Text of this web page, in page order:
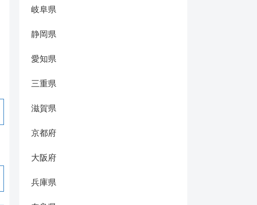
岐阜県
静岡県
愛知県
三重県
滋賀県
京都府
大阪府
兵庫県